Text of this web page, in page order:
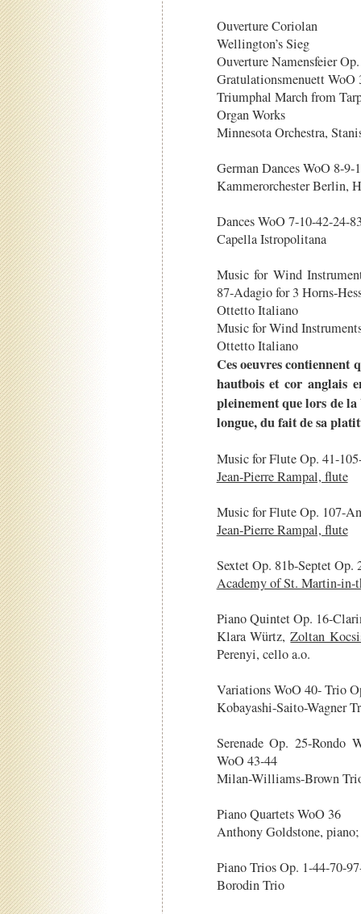
Ouverture Coriolan
Wellington’s Sieg
Ouverture Namensfeier
Gratulationsmenuett WoO
Triumphal March from
Organ Works
Minnesota Orchestra,
German Dances WoO 8-9-
Kammerorchester Berlin,
Dances WoO 7-10-42-24-
Capella Istropolitana
Music for Wind
87-Adagio for 3 Horns-
Ottetto Italiano
Music for Wind
Ottetto Italiano
Ces oeuvres contiennent
hautbois et cor anglais
pleinement que lors de la
longue, du fait de sa
Music for Flute Op. 41-
Jean-Pierre Rampal, flute
Music for Flute Op. 107-
Jean-Pierre Rampal, flute
Sextet Op. 81b-Septet Op.
Academy of St. Martin-in-
Piano Quintet Op. 16-
Klara Würtz,Zoltan
Perenyi, cello a.o.
Variations WoO 40- Trio
Kobayashi-Saito-Wagner
Serenade Op. 25-Rondo
WoO 43-44
Milan-Williams-Brown
Piano Quartets WoO 36
Anthony Goldstone,
Piano Trios Op. 1-44-70-
Borodin Trio